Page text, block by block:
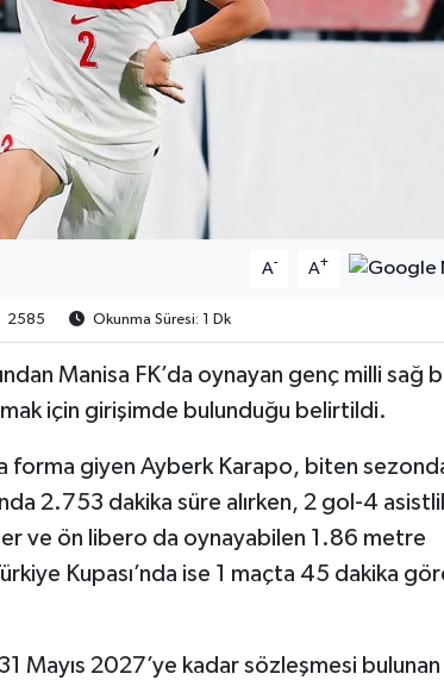
A- A+
2585 Okunma Süresi: 1 Dk
Manisa FK’da oynayan genç milli sağ
için girişimde bulunduğu belirtildi.
forma giyen Ayberk Karapo, biten
2.753 dakika süre alırken, 2 gol-4
ve ön libero da oynayabilen 1.86 metre
Kupası’nda ise 1 maçta 45 dakika
Mayıs 2027’ye kadar sözleşmesi bulunan